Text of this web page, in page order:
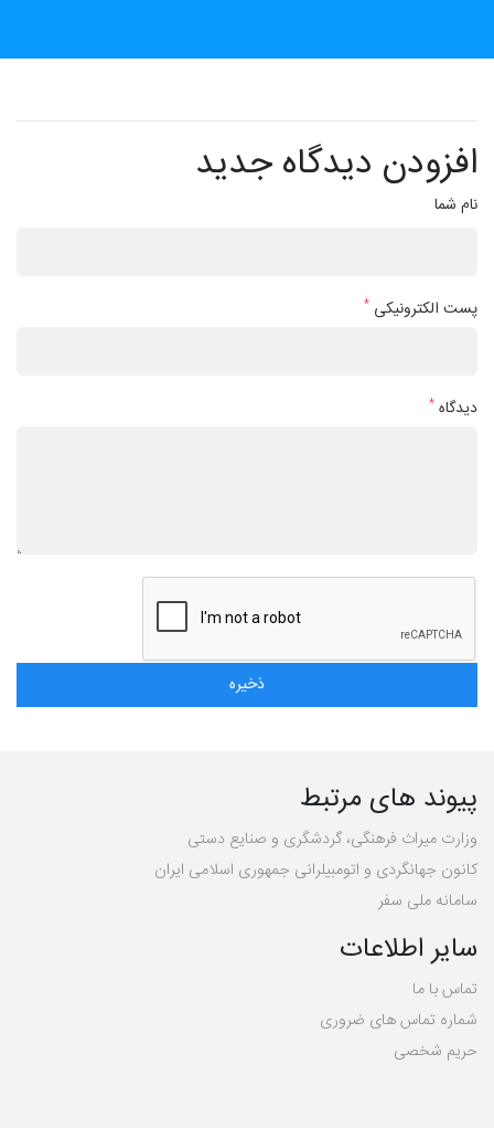
افزودن دیدگاه جدید
نام شما
پست الکترونیکی *
دیدگاه *
پیوند های مرتبط
وزارت میراث فرهنگی، گردشگری و صنایع دستی
کانون جهانگردی و اتومبیلرانی جمهوری اسلامی ایران
سامانه ملی سفر
سایر اطلاعات
تماس با ما
شماره تماس های ضروری
حریم شخصی